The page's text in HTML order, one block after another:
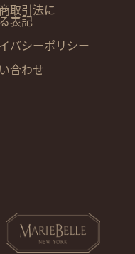
取引法に
表記
バシーポリシー
合わせ